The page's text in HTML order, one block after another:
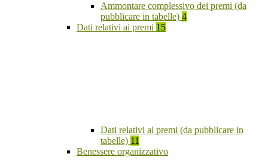
Ammontare complessivo dei premi (da
pubblicare in tabelle) 4
Dati relativi ai premi 15
Dati relativi ai premi (da pubblicare in
tabelle) 11
Benessere organizzativo